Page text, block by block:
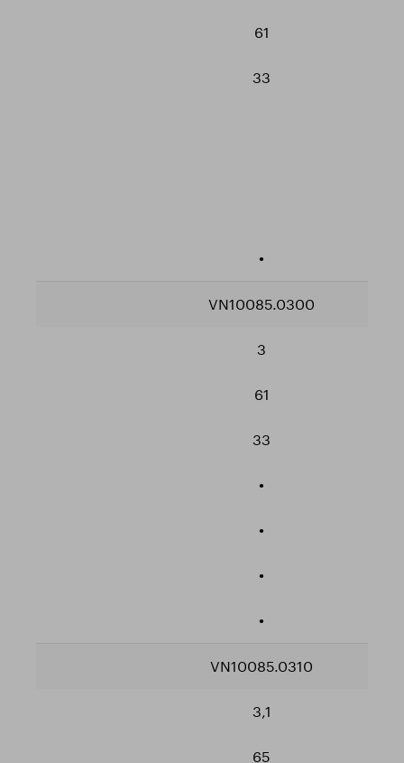
61
33
•
VN10085.0300
3
61
33
•
•
•
•
VN10085.0310
3,1
65